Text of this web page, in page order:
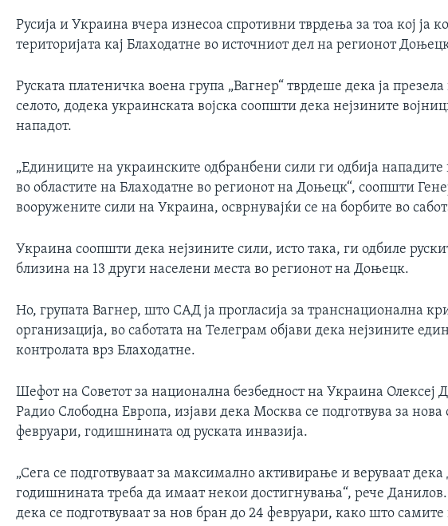
Русија и Украина вчера изнесоа спротивни тврдења за тоа кој ја
територијата кај Блаходатне во источниот дел на регионот
Руската платеничка воена група „Вагнер“ тврдеше дека ја презела
селото, додека украинската војска соопшти дека нејзините
нападот.
„Единиците на украинските одбранбени сили ги одбија нападите
во областите на Блаходатне во регионот на Доњецк“, соопшти
вооружените сили на Украина, осврнувајќи се на борбите во
Украина соопшти дека нејзините сили, исто така, ги одбиле
близина на 13 други населени места во регионот на Доњецк.
Но, групата Вагнер, што САД ја прогласија за транснационална
организација, во саботата на Телеграм објави дека нејзините
контролата врз Блаходатне.
Шефот на Советот за национална безбедност на Украина Олексеј
Радио Слободна Европа, изјави дека Москва се подготвува за
февруари, годишнината од руската инвазија.
„Сега се подготвуваат за максимално активирање и веруваат дека
годишнината треба да имаат некои достигнувања“, рече Данилов.
дека се подготвуваат за нов бран до 24 февруари, како што самите